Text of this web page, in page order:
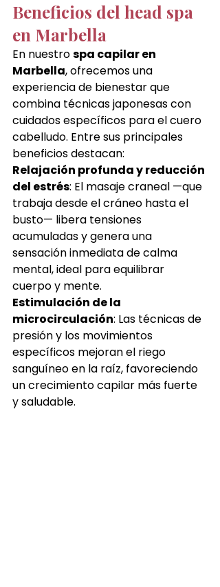
Beneficios del head spa
en Marbella
En nuestro spa capilar en
Marbella, ofrecemos una
experiencia de bienestar que
combina técnicas japonesas con
cuidados específicos para el cuero
cabelludo. Entre sus principales
beneficios destacan:
Relajación profunda y reducción
del estrés: El masaje craneal —que
trabaja desde el cráneo hasta el
busto— libera tensiones
acumuladas y genera una
sensación inmediata de calma
mental, ideal para equilibrar
cuerpo y mente.
Estimulación de la
microcirculación: Las técnicas de
presión y los movimientos
específicos mejoran el riego
sanguíneo en la raíz, favoreciendo
un crecimiento capilar más fuerte
y saludable.